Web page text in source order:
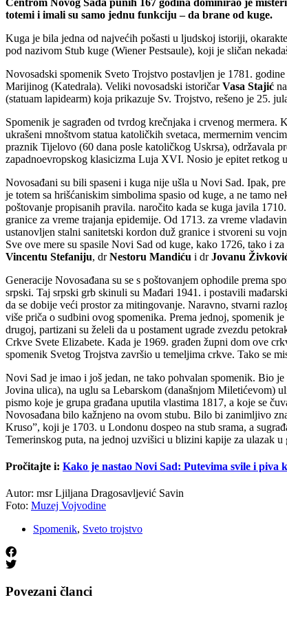
totemi i imali su samo jednu funkciju – da brane od kuge.
Kuga je bila jedna od najvećih pošasti u ljudskoj istoriji,
pod nazivom Stub kuge (Wiener Pestsaule), koji je sličan
Novosadski spomenik Sveto Trojstvo postavljen je 1781.
Marijinog (Katedrala). Veliki novosadski istoričarVasa Stajić
(statuam lapidearm) koja prikazuje Sv. Trojstvo, rešeno je 25.
Spomenik je sagrađen od tvrdog krečnjaka i crvenog
ukrašeni mnoštvom statua katoličkih svetaca, mermernim
praznik Tijelovo (60 dana posle katoličkog Uskrsa), održavala
zapadnoevropskog klasicizma Luja XVI. Nosio je epitet retkog
Novosađani su bili spaseni i kuga nije ušla u Novi Sad. Ipak,
je totem sa hrišćaniskim simbolima spasio od kuge, a ne tamo
poštovanje propisanih pravila. naročito kada se kuga javila
granice za vreme trajanja epidemije. Od 1713. za vreme
ustanovljen stalni sanitetski kordon duž granice i stvoreni su
Sve ove mere su spasile Novi Sad od kuge, kako 1726, tako i
Vincentu Stefaniju, drNestoru Mandiću i drJovanu
Generacije Novosađana su se s poštovanjem ophodile prema
srpski. Taj srpski grb skinuli su Mađari 1941. i postavili
da se dobije veći prostor za mitingovanje. Naravno, stvarni
više priča o sudbini ovog spomenika. Prema jednoj, spomenik
drugoj, partizani su želeli da u postament ugrade zvezdu
Crkve Svete Elizabete. Kada je 1969. građen župni dom ove
spomenik Svetog Trojstva završio u temeljima crkve. Tako se
Novi Sad je imao i još jedan, ne tako pohvalan spomenik. Bio
Jovina ulica), na uglu sa Lebarskom (današnjom Miletićevom)
pismo koje je grupa građana uputila vlastima 1817, a koje se
Novosađana bilo kažnjeno na ovom stubu. Bilo bi zanimljivo
Kruso”, koji je 1703. u Londonu dospeo na stub srama, a
Temerinskog puta, na jednoj uzvišici u blizini kapije za ulazak u
Pročitajte i: Kako je nastao Novi Sad: Putevima svile i piva
Autor: msr Ljiljana Dragosavljević Savin
Foto: Muzej Vojvodine
Spomenik, Sveto trojstvo
Povezani članci